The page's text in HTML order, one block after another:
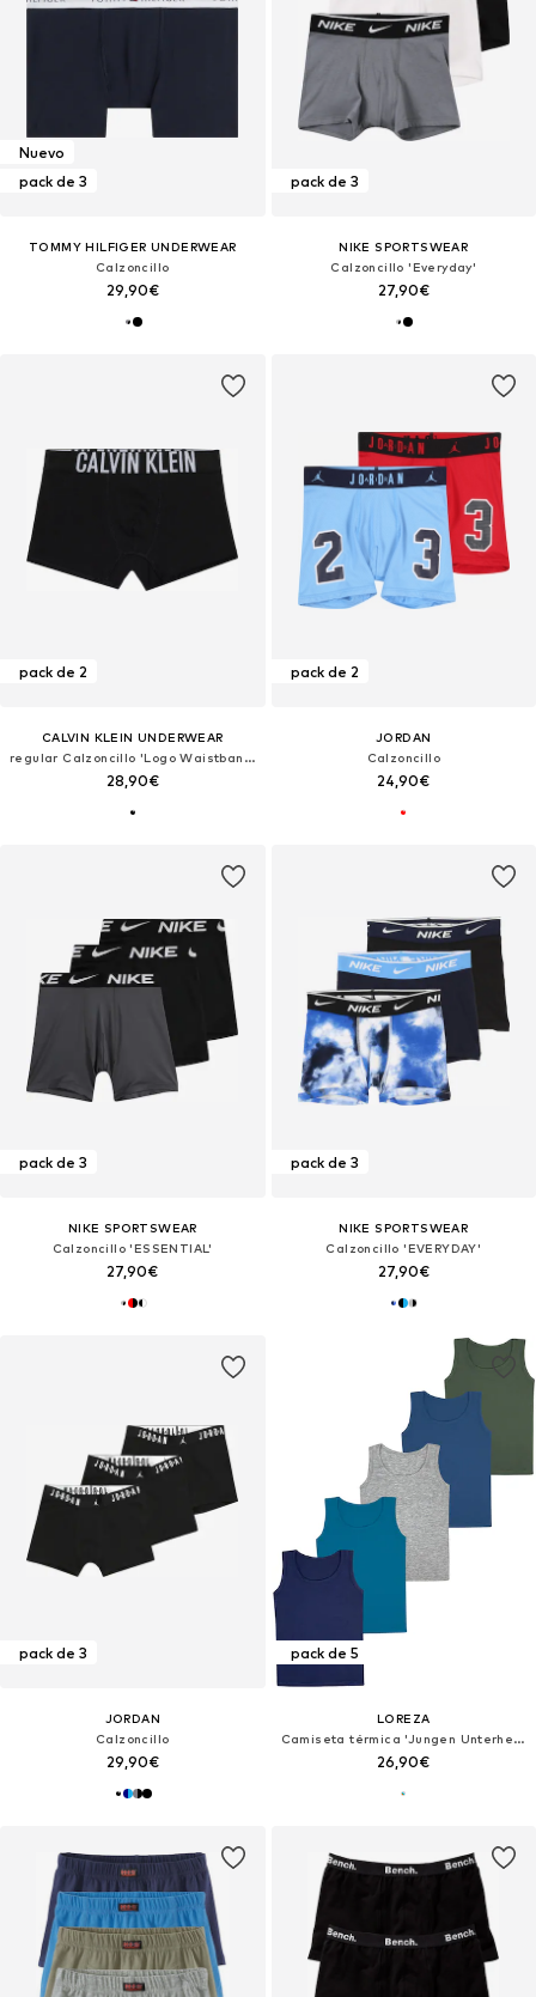
Nuevo
pack de 3
TOMMY HILFIGER UNDERWEAR
Calzoncillo
29,90€
pack de 3
NIKE SPORTSWEAR
Calzoncillo 'Everyday'
27,90€
pack de 2
CALVIN KLEIN UNDERWEAR
regular Calzoncillo 'Logo Waistband Trunks'
28,90€
pack de 2
JORDAN
Calzoncillo
24,90€
pack de 3
NIKE SPORTSWEAR
Calzoncillo 'ESSENTIAL'
27,90€
pack de 3
NIKE SPORTSWEAR
Calzoncillo 'EVERYDAY'
27,90€
pack de 3
JORDAN
Calzoncillo
29,90€
pack de 5
LOREZA
Camiseta térmica 'Jungen Unterhemden Colin'
26,90€